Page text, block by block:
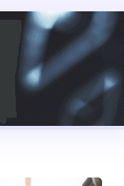
İşinizi